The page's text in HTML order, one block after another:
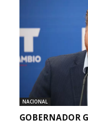
NACIONAL
GOBERNADOR